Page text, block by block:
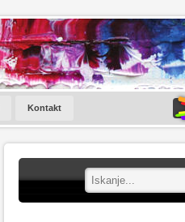
Kontakt